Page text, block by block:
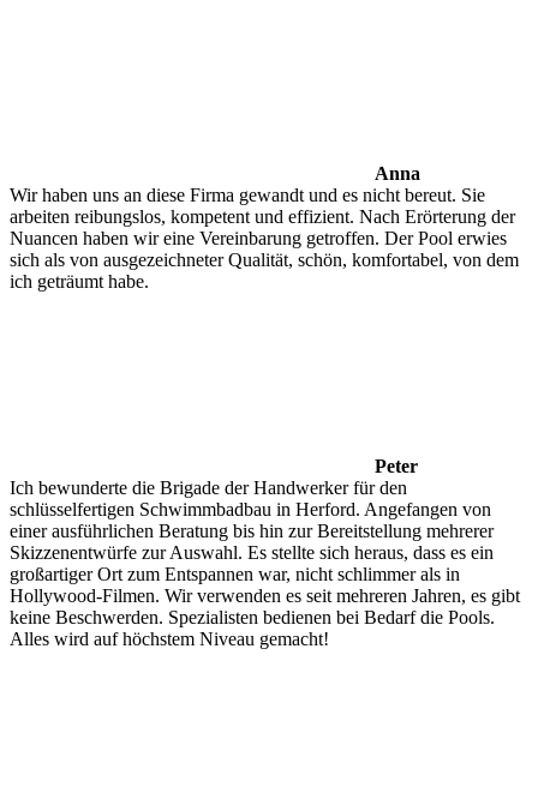
Anna
Wir haben uns an diese Firma gewandt und es nicht bereut. Sie
arbeiten reibungslos, kompetent und effizient. Nach Erörterung der
Nuancen haben wir eine Vereinbarung getroffen. Der Pool erwies
sich als von ausgezeichneter Qualität, schön, komfortabel, von dem
ich geträumt habe.
Peter
Ich bewunderte die Brigade der Handwerker für den
schlüsselfertigen Schwimmbadbau in Herford. Angefangen von
einer ausführlichen Beratung bis hin zur Bereitstellung mehrerer
Skizzenentwürfe zur Auswahl. Es stellte sich heraus, dass es ein
großartiger Ort zum Entspannen war, nicht schlimmer als in
Hollywood-Filmen. Wir verwenden es seit mehreren Jahren, es gibt
keine Beschwerden. Spezialisten bedienen bei Bedarf die Pools.
Alles wird auf höchstem Niveau gemacht!